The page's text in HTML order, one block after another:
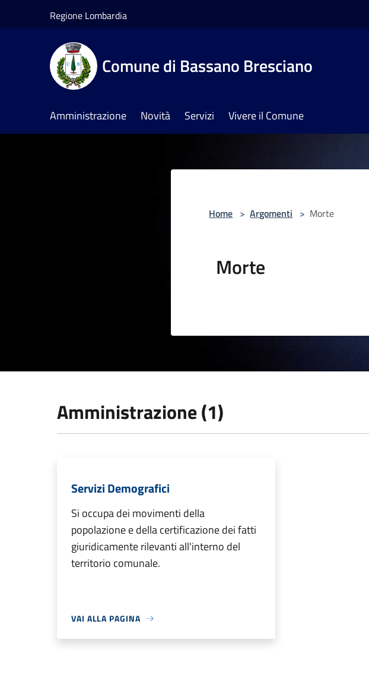
Regione Lombardia
Comune di Bassano Bresciano
Amministrazione Novità Servizi Vivere il Comune
Home > Argomenti > Morte
Morte
Amministrazione (1)
Servizi Demografici
Si occupa dei movimenti della
popolazione e della certificazione dei fatti
giuridicamente rilevanti all'interno del
territorio comunale.
VAI ALLA PAGINA